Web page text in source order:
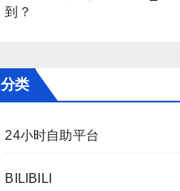
到？
分类
24小时自助平台
BILIBILI